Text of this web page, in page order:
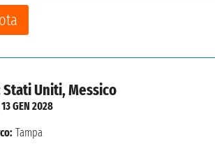
Uniti, Messico
13 GEN 2028
Tampa